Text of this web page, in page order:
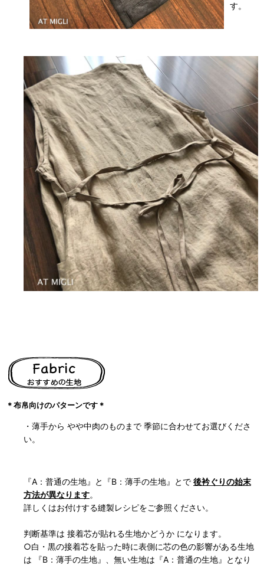
す。
＊布帛向けのパターンです＊
・薄手から やや中肉のものまで 季節に合わせてお選びくださ
い。
『A：普通の生地』と『B：薄手の生地』とで 後衿ぐりの始末
方法が異なります。
詳しくはお付けする縫製レシピをご参照ください。
判断基準は 接着芯が貼れる生地かどうか になります。
○白・黒の接着芯を貼った時に表側に芯の色の影響がある生地
は 『B：薄手の生地』、無い生地は『A：普通の生地』となり